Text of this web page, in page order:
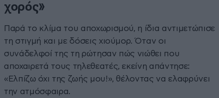
χορός»
Παρά το κλίμα του αποχωρισμού, η ίδια αντιμετώπισε
τη στιγμή και με δόσεις χιούμορ. Όταν οι
συνάδελφοί της τη ρώτησαν πώς νιώθει που
αποχαιρετά τους τηλεθεατές, εκείνη απάντησε:
«Ελπίζω όχι της ζωής μου!», θέλοντας να ελαφρύνει
την ατμόσφαιρα.